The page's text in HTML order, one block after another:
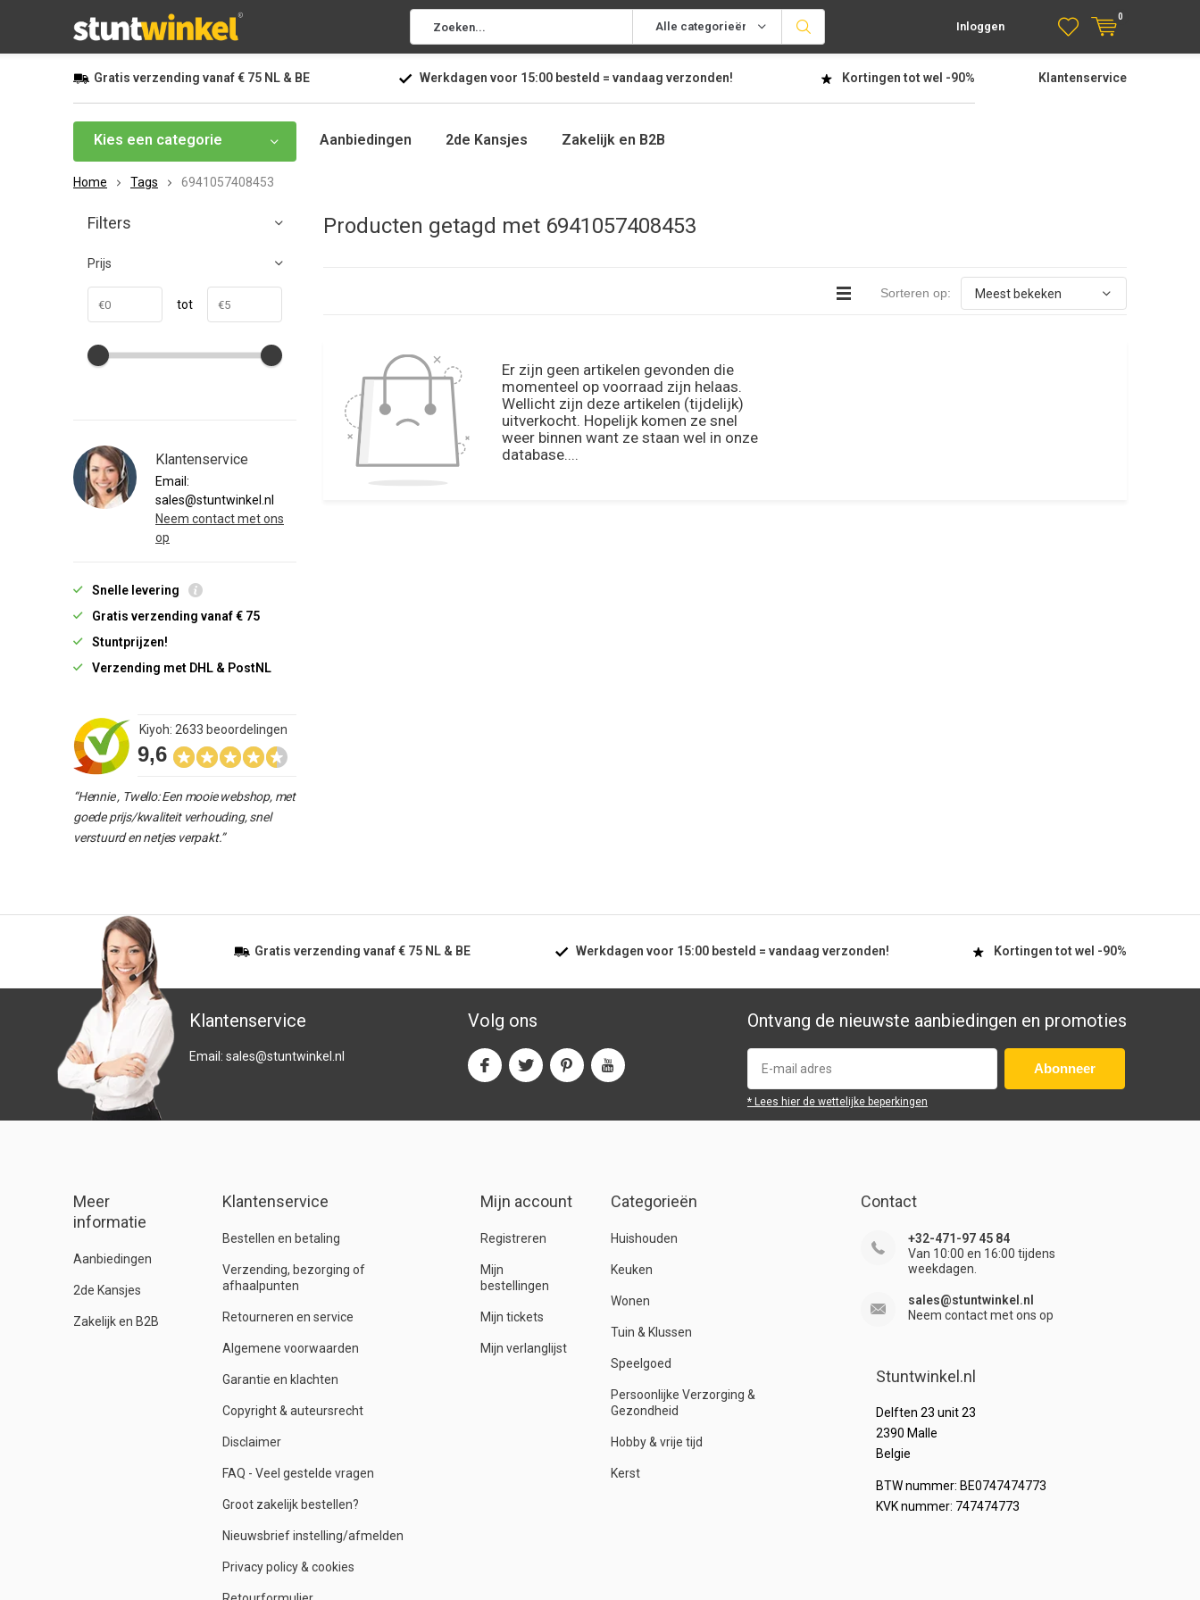
Alle categorieën Inloggen
0
Gratis verzending vanaf€ 75 NL & BE Werkdagen voor 15:00besteld = vandaag verzonden! Kortingen tot wel -90% Klantenservice
Kies een categorie Aanbiedingen 2de Kansjes Zakelijk en B2B
Home Tags 6941057408453
Producten getagd met 6941057408453
Sorteren op:
Er zijn geen artikelen gevonden die
momenteel op voorraad zijn helaas.
Wellicht zijn deze artikelen (tijdelijk)
uitverkocht. Hopelijk komen ze snel
weer binnen want ze staan wel in onze
database....
Filters
Prijs
tot
Klantenservice
Email:
sales@stuntwinkel.nl
Neem contact met ons
op
Snelle levering
Gratis verzending vanaf € 75
Stuntprijzen!
Verzending met DHL & PostNL
9,6
Kiyoh: 2633 beoordelingen
“Hennie , Twello: Een mooie webshop, met
goede prijs/kwaliteit verhouding, snel
verstuurd en netjes verpakt.”
Gratis verzending vanaf€ 75 NL & BE Werkdagen voor 15:00besteld = vandaag verzonden! Kortingen tot wel -90%
Klantenservice
Email: sales@stuntwinkel.nl
Volg ons Ontvang de nieuwste aanbiedingen en promoties
Abonneer
* Lees hier de wettelijke beperkingen
Meer
informatie
Aanbiedingen
2de Kansjes
Zakelijk en B2B
Klantenservice
Bestellen en betaling
Verzending, bezorging of
afhaalpunten
Retourneren en service
Algemene voorwaarden
Garantie en klachten
Copyright & auteursrecht
Disclaimer
FAQ - Veel gestelde vragen
Groot zakelijk bestellen?
Nieuwsbrief instelling/afmelden
Privacy policy & cookies
Mijn account
Registreren
Mijn
bestellingen
Mijn tickets
Mijn verlanglijst
Categorieën
Huishouden
Keuken
Wonen
Tuin & Klussen
Speelgoed
Persoonlijke Verzorging &
Gezondheid
Hobby & vrije tijd
Kerst
Contact
+32-471-97 45 84
Van 10:00 en 16:00 tijdens
weekdagen.
sales@stuntwinkel.nl
Neem contact met ons op
Stuntwinkel.nl
Delften 23 unit 23
2390 Malle
Belgie
BTW nummer: BE0747474773
KVK nummer: 747474773